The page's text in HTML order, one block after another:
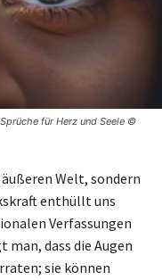
für Herz und Seele ©
Welt, sondern
enthüllt uns
Verfassungen
man, dass die Augen
sie können